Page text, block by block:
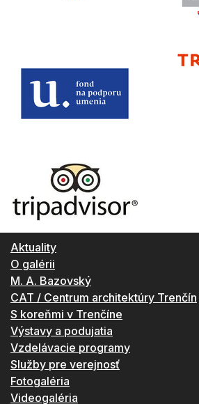
Aktuality
O galérii
M. A. Bazovský
CAT / Centrum architektúry Trenčín
S koreňmi v Trenčíne
Výstavy a podujatia
Vzdelávacie programy
Služby pre verejnosť
Fotogaléria
Videogaléria